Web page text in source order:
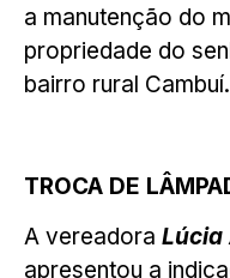
a manutenção do
propriedade do
bairro rural Cambuí.
TROCA DE
A vereadora Lúcia
apresentou a